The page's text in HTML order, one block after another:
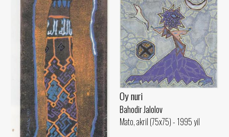
Oy nuri
Bahodir Jalolov
Mato, akril (75x75) - 1995 yil